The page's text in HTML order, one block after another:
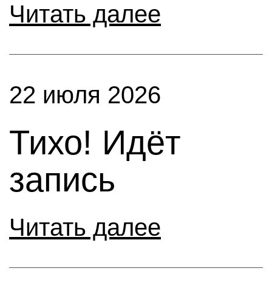
Читать далее
22 июля 2026
Тихо! Идёт
запись
Читать далее